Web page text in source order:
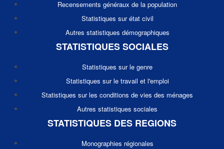
Recensements généraux de la population
Statistiques sur état civil
Autres statistiques démographiques
STATISTIQUES SOCIALES
Statistiques sur le genre
Statistiques sur le travail et l'emploi
Statistiques sur les conditions de vies des ménages
Autres statistiques sociales
STATISTIQUES DES REGIONS
Monographies régionales